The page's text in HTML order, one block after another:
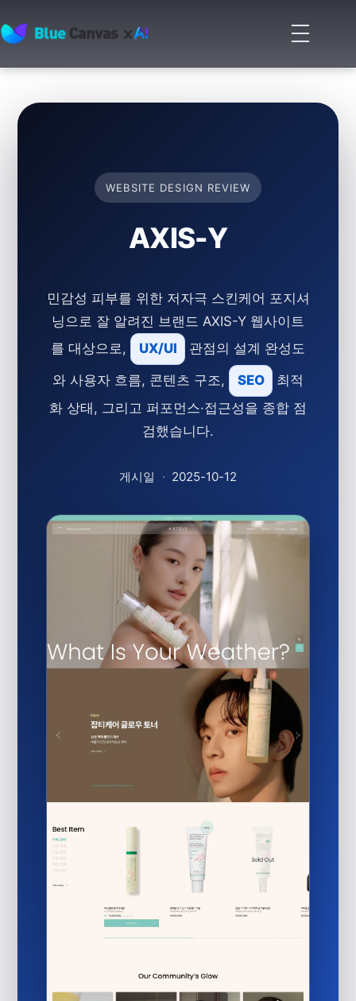
BLUECANVAS
메
뉴
기
WEBSITE DESIGN REVIEW
AXIS-Y
민감성 피부를 위한 저자극 스킨케어 포지셔
닝으로 잘 알려진 브랜드 AXIS-Y 웹사이트
를 대상으로,
UX/UI
관점의 설계 완성도
와 사용자 흐름, 콘텐츠 구조,
SEO
최적
화 상태, 그리고 퍼포먼스·접근성을 종합 점
검했습니다.
게시일 · 2025-10-12